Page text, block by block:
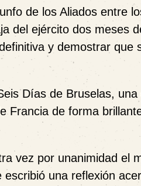
de los Aliados entre
del ejército dos meses
y demostrar que
Días de Bruselas,
Francia de forma
vez por unanimidad el
una reflexión